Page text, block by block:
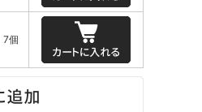
7個